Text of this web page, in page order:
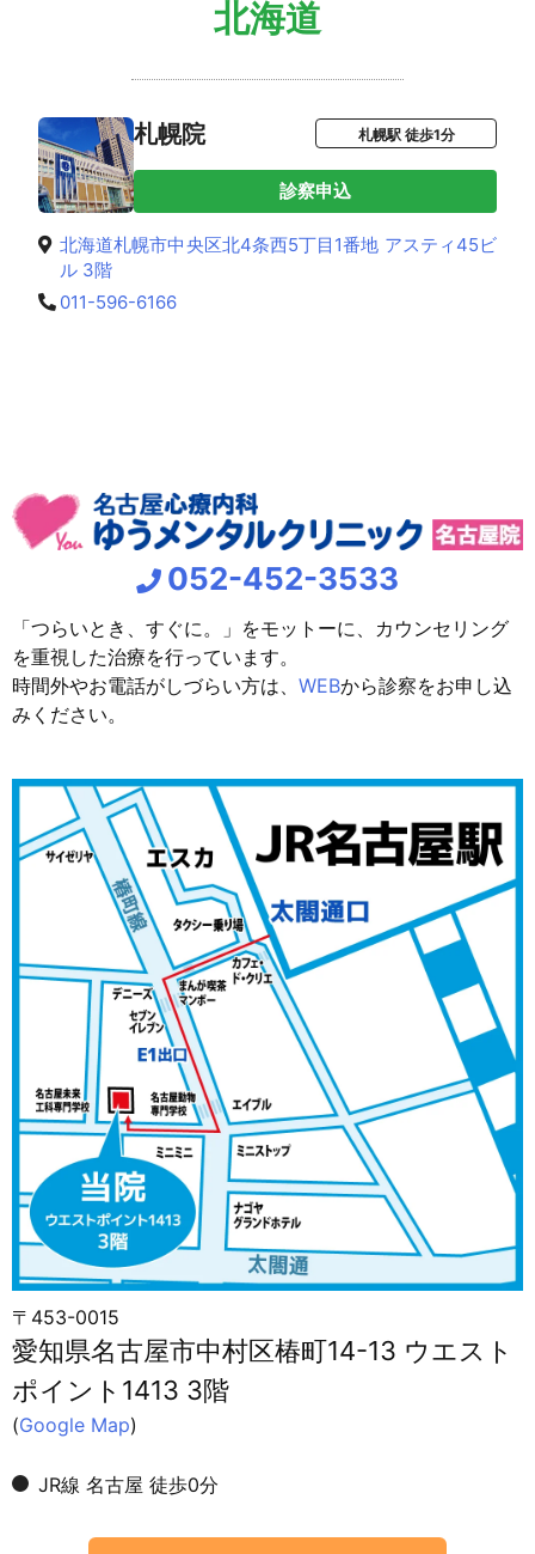
北海道
札幌院 札幌駅 徒歩1分
診察申込
北海道札幌市中央区北4条西5丁目1番地 アスティ45ビ
ル 3階
011-596-6166
052-452-3533
「つらいとき、すぐに。」をモットーに、カウンセリング
を重視した治療を行っています。
時間外やお電話がしづらい方は、 WEBから診察をお申し込
みください。
〒453-0015
愛知県名古屋市中村区椿町14-13 ウエスト
ポイント1413 3階
(Google Map)
JR線 名古屋 徒歩0分